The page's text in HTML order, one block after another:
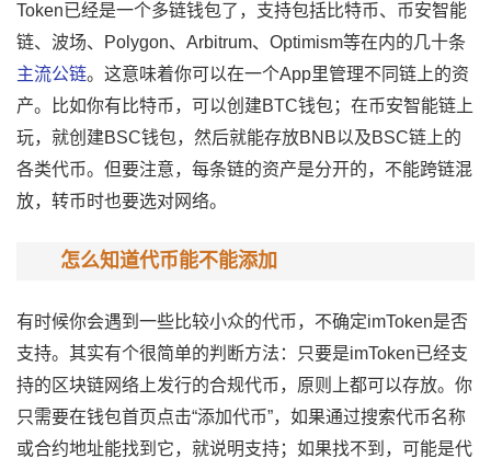
Token已经是一个多链钱包了，支持包括比特币、币安智能
链、波场、Polygon、Arbitrum、Optimism等在内的几十条
主流公链。这意味着你可以在一个App里管理不同链上的资
产。比如你有比特币，可以创建BTC钱包；在币安智能链上
玩，就创建BSC钱包，然后就能存放BNB以及BSC链上的
各类代币。但要注意，每条链的资产是分开的，不能跨链混
放，转币时也要选对网络。
怎么知道代币能不能添加
有时候你会遇到一些比较小众的代币，不确定imToken是否
支持。其实有个很简单的判断方法：只要是imToken已经支
持的区块链网络上发行的合规代币，原则上都可以存放。你
只需要在钱包首页点击“添加代币”，如果通过搜索代币名称
或合约地址能找到它，就说明支持；如果找不到，可能是代